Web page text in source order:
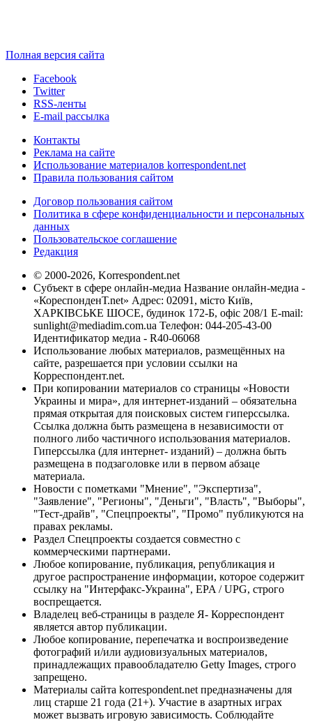
Полная версия сайта
Facebook
Twitter
RSS-ленты
E-mail рассылка
Контакты
Реклама на сайте
Использование материалов korrespondent.net
Правила пользования сайтом
Договор пользования сайтом
Политика в сфере конфиденциальности и персональных
данных
Пользовательское соглашение
Редакция
© 2000-2026, Korrespondent.net
Субъект в сфере онлайн-медиа Название онлайн-медиа -
«КореспонденТ.net» Адрес: 02091, місто Київ,
ХАРКІВСЬКЕ ШОСЕ, будинок 172-Б, офіс 208/1 E-mail:
sunlight@mediadim.com.ua Телефон: 044-205-43-00
Идентификатор медиа - R40-06068
Использование любых материалов, размещённых на
сайте, разрешается при условии ссылки на
Корреспондент.net.
При копировании материалов со страницы «Новости
Украины и мира», для интернет-изданий – обязательна
прямая открытая для поисковых систем гиперссылка.
Ссылка должна быть размещена в независимости от
полного либо частичного использования материалов.
Гиперссылка (для интернет- изданий) – должна быть
размещена в подзаголовке или в первом абзаце
материала.
Новости с пометками "Мнение", "Экспертиза",
"Заявление", "Регионы", "Деньги", "Власть", "Выборы",
"Тест-драйв", "Спецпроекты", "Промо" публикуются на
правах рекламы.
Раздел Спецпроекты создается совместно с
коммерческими партнерами.
Любое копирование, публикация, републикация и
другое распространение информации, которое содержит
ссылку на "Интерфакс-Украина", EPA / UPG, строго
воспрещается.
Владелец веб-страницы в разделе Я- Корреспондент
является автор публикации.
Любое копирование, перепечатка и воспроизведение
фотографий и/или аудиовизуальных материалов,
принадлежащих правообладателю Getty Images, строго
запрещено.
Материалы сайта korrespondent.net предназначены для
лиц старше 21 года (21+). Участие в азартных играх
может вызвать игровую зависимость. Соблюдайте